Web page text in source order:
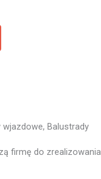
wjazdowe, Balustrady
firmę do zrealizowania